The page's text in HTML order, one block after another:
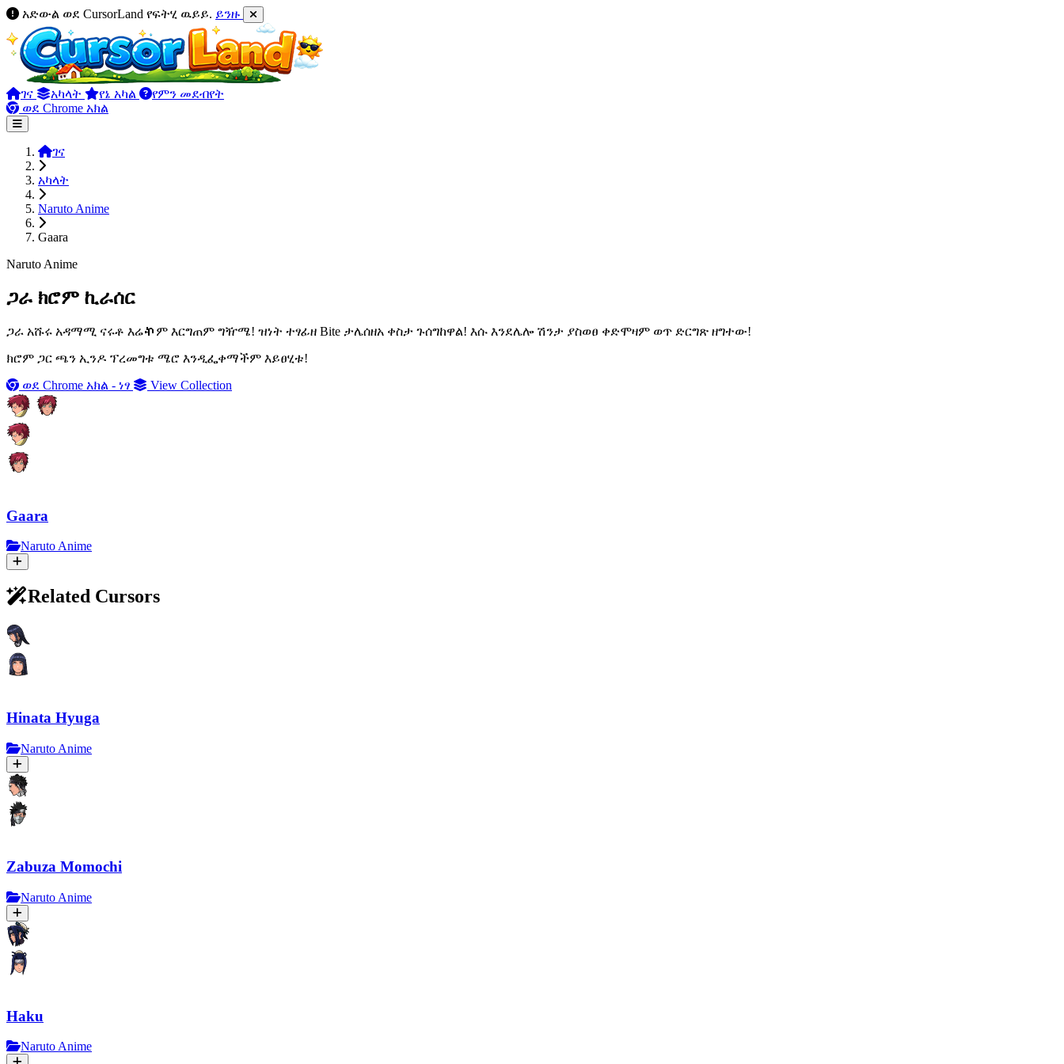
አድውል ወደ CursorLand የፍትሂ ዉይይ. ይንዙ
ገና አካላት የኔ አካል
የምን መደብየት
ወደ Chrome አክል
ገና
አካላት
Naruto Anime
Gaara
Naruto Anime
ጋራ ክሮም ኪራሰር
ጋራ አሹሩ አዳማሚ ናሩቶ እሬኯም እርግጠም ግዥሜ! ዝነት ተፃፊዘ Bite ታሌሰዘአ ቀስታ ጉሰግከዋል! እሱ እንደሌሎ ሽንታ ያስወፀ ቀድሞዛም ወጥ ድርግጽ ዘግተው!
ክሮም ጋር ጫን ኢንዶ ፕረመግቱ ሜሮ እንዲፌቀማችም እይፀሂቱ!
ወደ Chrome አክል - ነፃ
View Collection
Gaara
Naruto Anime
Related Cursors
Hinata Hyuga
Naruto Anime
Zabuza Momochi
Naruto Anime
Haku
Naruto Anime